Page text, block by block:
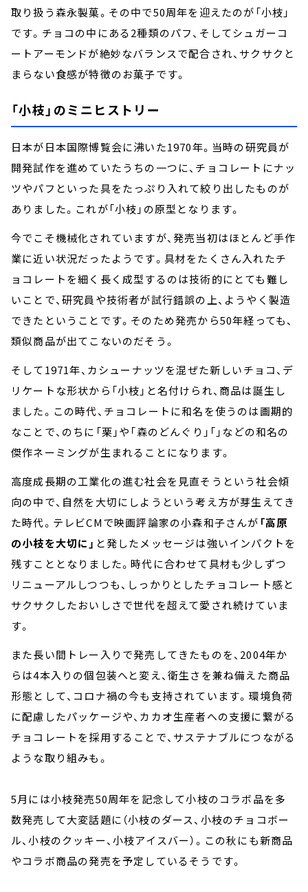
取り扱う森永製菓。その中で50周年を迎えたのが「小枝」
です。チョコの中にある2種類のパフ、そしてシュガーコ
ートアーモンドが絶妙なバランスで配合され、サクサクと
まらない食感が特徴のお菓子です。
「小枝」のミニヒストリー
日本が日本国際博覧会に沸いた1970年。当時の研究員が
開発試作を進めていたうちの一つに、チョコレートにナッ
ツやパフといった具をたっぷり入れて絞り出したものが
ありました。これが「小枝」の原型となります。
今でこそ機械化されていますが、発売当初はほとんど手作
業に近い状況だったようです。具材をたくさん入れたチ
ョコレートを細く長く成型するのは技術的にとても難し
いことで、研究員や技術者が試行錯誤の上、ようやく製造
できたということです。そのため発売から50年経っても、
類似商品が出てこないのだそう。
そして1971年、カシューナッツを混ぜた新しいチョコ、デ
リケートな形状から「小枝」と名付けられ、商品は誕生し
ました。この時代、チョコレートに和名を使うのは画期的
なことで、のちに「栗」や「森のどんぐり」「」などの和名の
傑作ネーミングが生まれることになります。
高度成長期の工業化の進む社会を見直そうという社会傾
向の中で、自然を大切にしようという考え方が芽生えてき
た時代。テレビCMで映画評論家の小森和子さんが 「高原
の小枝を大切に」 と発したメッセージは強いインパクトを
残すこととなりました。時代に合わせて具材も少しずつ
リニューアルしつつも、しっかりとしたチョコレート感と
サクサクしたおいしさで世代を超えて愛され続けていま
す。
また長い間トレー入りで発売してきたものを、2004年か
らは4本入りの個包装へと変え、衛生さを兼ね備えた商品
形態として、コロナ禍の今も支持されています。環境負荷
に配慮したパッケージや、カカオ生産者への支援に繋がる
チョコレートを採用することで、サステナブルにつながる
ような取り組みも。
5月には小枝発売50周年を記念して小枝のコラボ品を多
数発売して大変話題に（小枝のダース、小枝のチョコボー
ル、小枝のクッキー、小枝アイスバー）。この秋にも新商品
やコラボ商品の発売を予定しているそうです。